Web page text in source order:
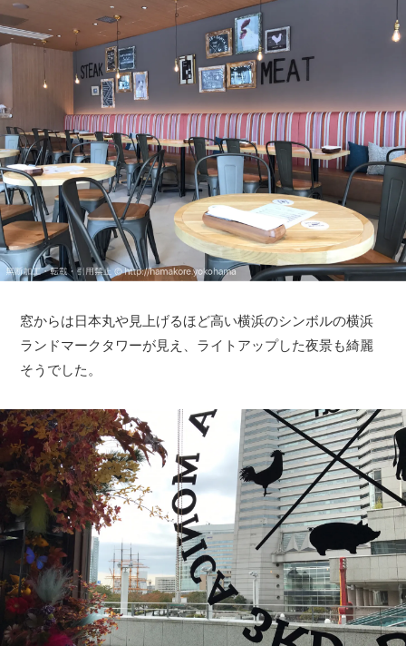
窓からは日本丸や見上げるほど高い横浜のシンボルの横浜
ランドマークタワーが見え、ライトアップした夜景も綺麗
そうでした。